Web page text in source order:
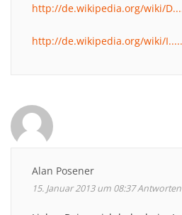
http://de.wikipedia.org/wiki/
http://de.wikipedia.org/wiki/
Alan Posener
15. Januar 2013 um 08:37Antworten